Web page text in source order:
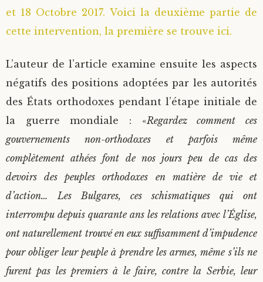
et 18 Octobre 2017. Voici la deuxième partie de
cette intervention, la première se trouve ici.
L’auteur de l’article examine ensuite les aspects
négatifs des positions adoptées par les autorités
des États orthodoxes pendant l’étape initiale de
la guerre mondiale : «Regardez comment ces
gouvernements non-orthodoxes et parfois même
complètement athées font de nos jours peu de cas des
devoirs des peuples orthodoxes en matière de vie et
d’action… Les Bulgares, ces schismatiques qui ont
interrompu depuis quarante ans les relations avec l’Église,
ont naturellement trouvé en eux suffisamment d’impudence
pour obliger leur peuple à prendre les armes, même s’ils ne
furent pas les premiers à le faire, contre la Serbie, leur